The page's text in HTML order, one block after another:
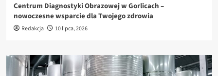
Centrum Diagnostyki Obrazowej w Gorlicach –
nowoczesne wsparcie dla Twojego zdrowia
Redakcja 10 lipca, 2026